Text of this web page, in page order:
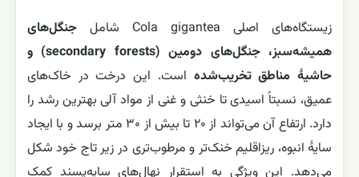
زیستگاه‌های اصلی Cola gigantea شامل
جنگل‌های
همیشه‌سبز، جنگل‌های دومین (secondary forests) و
حاشیهٔ مناطق تخریب‌شده است. این درخت در خاک‌های
عمیق، نسبتاً اسیدی تا خنثی و غنی از مواد آلی بهترین رشد را
دارد. ارتفاع آن می‌تواند از ۲۰ تا بیش از ۳۰ متر برسد و با ایجاد
سایهٔ انبوه، ریزاقلیم خنک‌تر و مرطوب‌تری در زیر تاج خود شکل
می‌دهد. این ویژگی به استقرار نهال‌های سایه‌پسند کمک